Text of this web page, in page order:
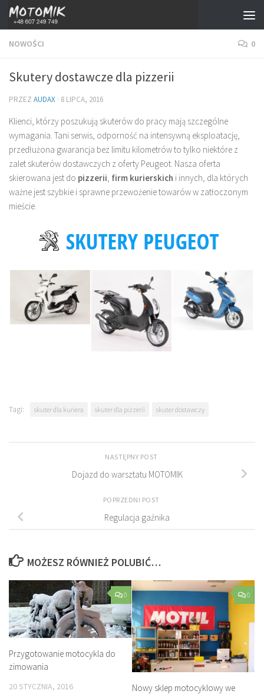
Przejdź do treści
NOWOŚCI 0
Skutery dostawcze dla pizzerii
PRZEZ AUDAX · 8 LIPCA, 2016
Klienci, którzy poszukują skuterów do pracy mają szczególne
wymagania. Tani serwis, odporność na intensywną eksploatację,
przedłużona gwarancja bez limitu kilometrów to tylko niektóre z
zalet skuterów dostawczych z oferty Peugeot. Nasza oferta
skierowana jest do pizzerii, firm kurierskich i innych, dla których
ważne jest szybkie i sprawne przewożenie towarów w zatłoczonym
mieście.
Tagi: skuter dla kuriera skuter dla pizzerii skuter dostawczy
NASTĘPNY POST
Dojazd do warsztatu MOTOMIK
POPRZEDNI POST
Regulacja gaźnika
MOŻESZ RÓWNIEŻ POLUBIĆ…
0
Przygotowanie motocykla do
zimowania
20 STYCZNIA, 2016
0
Nowy sklep motocyklowy we